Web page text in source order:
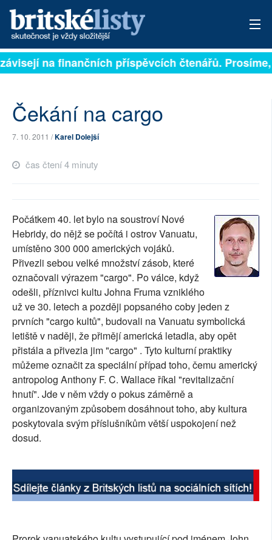
PŘIHLÁSIT
ARCHIV
AUTOŘI
PŘÍSPĚVKY NA PROVOZ
SOCIÁLNÍ SÍTĚ
RUBRIKY
PLNÁ VERZE STRÁNEK
na finančních příspěvcích čtenářů. Prosíme,
Čekání na cargo
7. 10. 2011 /Karel Dolejší
čas čtení 4 minuty
Počátkem 40. let bylo na soustroví Nové
Hebridy, do nějž se počítá i ostrov Vanuatu,
umístěno 300 000 amerických vojáků.
Přivezli sebou velké množství zásob, které
označovali výrazem "cargo". Po válce, když
odešli, příznivci kultu Johna Fruma vzniklého
už ve 30. letech a později popsaného coby jeden z
prvních "cargo kultů", budovali na Vanuatu symbolická
letiště v naději, že přimějí americká letadla, aby opět
přistála a přivezla jim "cargo" . Tyto kulturní praktiky
můžeme označit za speciální případ toho, čemu americký
antropolog Anthony F. C. Wallace říkal "revitalizační
hnutí". Jde v něm vždy o pokus záměrně a
organizovaným způsobem dosáhnout toho, aby kultura
poskytovala svým příslušníkům větší uspokojení než
dosud.